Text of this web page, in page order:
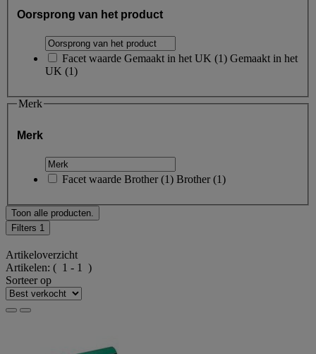
Oorsprong van het product
Facet waarde Gemaakt in het UK (1) Gemaakt in het
UK (1)
Merk
Merk
Facet waarde Brother(1) Brother(1)
Toon alle producten.
Filters 1
Artikeloverzicht
Artikelen: ( 1 - 1 )
Sorteer op